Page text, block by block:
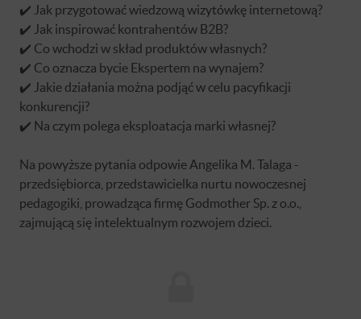
✔️ Jak przygotować wiedzową wizytówkę internetową?
✔️ Jak inspirować kontrahentów B2B?
✔️ Co wchodzi w skład produktów własnych?
✔️ Co oznacza bycie Ekspertem na wynajem?
✔️ Jakie działania można podjąć w celu pacyfikacji
konkurencji?
✔️ Na czym polega eksploatacja marki własnej?
Na powyższe pytania odpowie Angelika M. Talaga -
przedsiębiorca, przedstawicielka nurtu nowoczesnej
pedagogiki, prowadząca firmę Godmother Sp. z o.o.,
zajmującą się intelektualnym rozwojem dzieci.